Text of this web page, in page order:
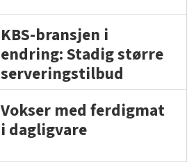
KBS-bransjen i
endring: Stadig større
serveringstilbud
Vokser med ferdigmat
i dagligvare